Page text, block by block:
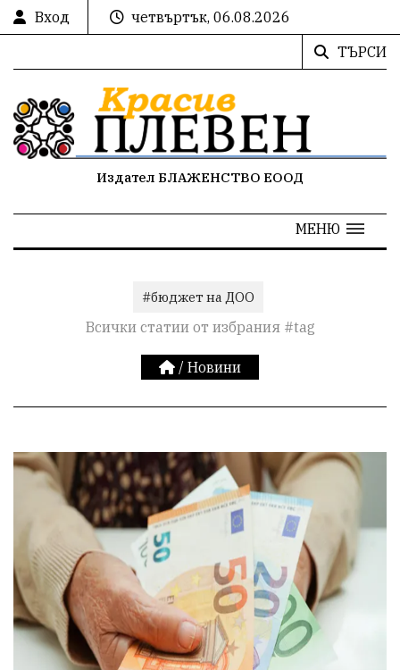
Вход
четвъртък, 06.08.2026
ТЪРСИ
Издател БЛАЖЕНСТВО ЕООД
МЕНЮ
#бюджет на ДОО
Всички статии от избрания #tag
/ Новини